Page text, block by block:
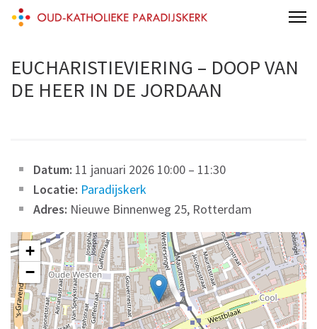
Skip
(Press
Enter)
Oud-Katholieke Paradijskerk
EUCHARISTIEVIERING – DOOP VAN
DE HEER IN DE JORDAAN
Datum: 11 januari 2026 10:00 – 11:30
Locatie: Paradijskerk
Adres: Nieuwe Binnenweg 25, Rotterdam
+
−